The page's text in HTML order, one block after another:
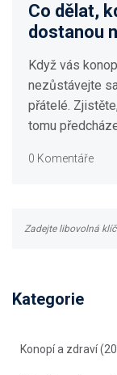
Co dělat,
dostanou
Když vás
nezůstávejte
přátelé.
tomu
0 Komentáře
Kategorie
Konopí a zdraví